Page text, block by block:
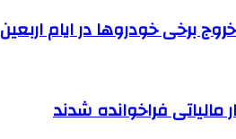
برخی خودروها در ایام اربعین
مالیاتی فراخوانده شدند